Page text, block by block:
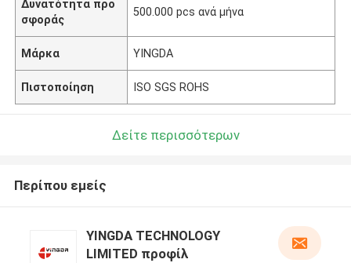
Δυνατότητα προ
σφοράς
500.000 pcs ανά μήνα
Μάρκα YINGDA
Πιστοποίηση ISO SGS ROHS
Δείτε περισσότερων
Περίπου εμείς
YINGDA TECHNOLOGY
LIMITED προφίλ